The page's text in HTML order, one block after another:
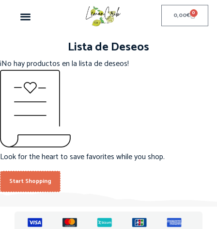
0,00€ 0
Lista de Deseos
¡No hay productos en la lista de deseos!
Look for the heart to save favorites while you shop.
Start Shopping